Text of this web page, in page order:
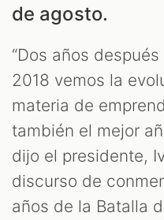
de agosto.
“Dos años
2018 vemos la
materia de
también el mejor
dijo el presidente,
discurso de
años de la Batalla